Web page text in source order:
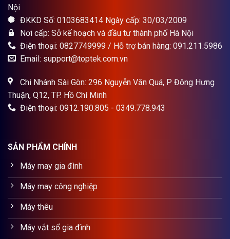
Nội
ĐKKD Số: 0103683414 Ngày cấp: 30/03/2009
Nơi cấp: Sở kế hoạch và đầu tư thành phố Hà Nội
Điện thoại: 0827749999 / Hỗ trợ bán hàng: 091.211.5986
Email: support@toptek.com.vn
Chi Nhánh Sài Gòn: 296 Nguyễn Văn Quá, P Đông Hưng
Thuận, Q12, TP. Hồ Chí Minh
Điện thoại: 0912.190.805 - 0349.778.943
SẢN PHẨM CHÍNH
Máy may gia đình
Máy may công nghiệp
Máy thêu
Máy vắt sổ gia đình